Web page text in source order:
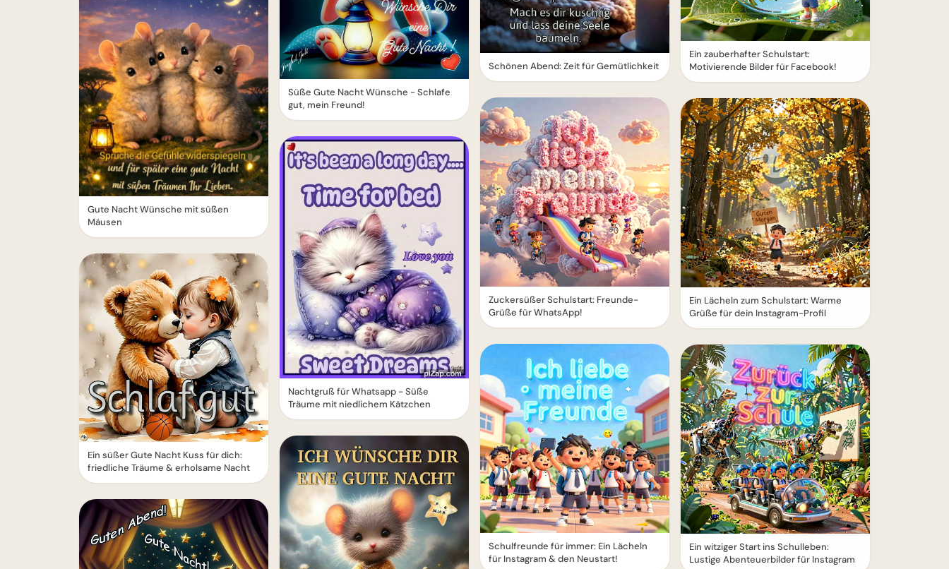
Gute Nacht Wünsche mit süßen
Mäusen
Ein süßer Gute Nacht Kuss für dich:
friedliche Träume & erholsame Nacht
Süße Gute Nacht Wünsche - Schlafe
gut, mein Freund!
Nachtgruß für Whatsapp - Süße
Träume mit niedlichem Kätzchen
Schönen Abend: Zeit für Gemütlichkeit
Zuckersüßer Schulstart: Freunde-
Grüße für WhatsApp!
Schulfreunde für immer: Ein Lächeln
für Instagram & den Neustart!
Ein zauberhafter Schulstart:
Motivierende Bilder für Facebook!
Ein Lächeln zum Schulstart: Warme
Grüße für dein Instagram-Profil
Ein witziger Start ins Schulleben:
Lustige Abenteuerbilder für Instagram